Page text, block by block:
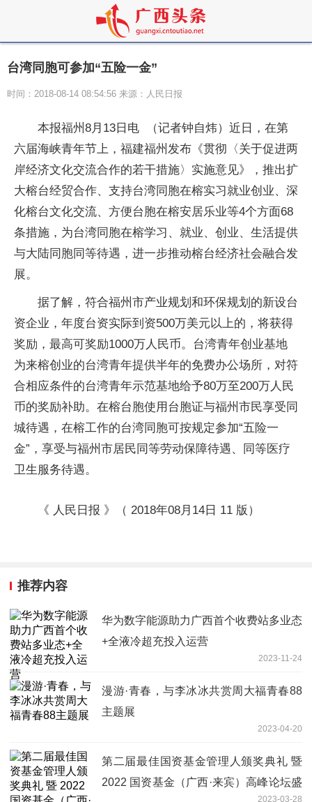
台湾同胞可参加“五险一金”
时间：2018-08-14 08:54:56 来源：人民日报
本报福州8月13日电 （记者钟自炜）近日，在第
六届海峡青年节上，福建福州发布《贯彻〈关于促进两
岸经济文化交流合作的若干措施〉实施意见》，推出扩
大榕台经贸合作、支持台湾同胞在榕实习就业创业、深
化榕台文化交流、方便台胞在榕安居乐业等4个方面68
条措施，为台湾同胞在榕学习、就业、创业、生活提供
与大陆同胞同等待遇，进一步推动榕台经济社会融合发
展。
据了解，符合福州市产业规划和环保规划的新设台
资企业，年度台资实际到资500万美元以上的，将获得
奖励，最高可奖励1000万人民币。台湾青年创业基地
为来榕创业的台湾青年提供半年的免费办公场所，对符
合相应条件的台湾青年示范基地给予80万至200万人民
币的奖励补助。在榕台胞使用台胞证与福州市民享受同
城待遇，在榕工作的台湾同胞可按规定参加“五险一
金”，享受与福州市居民同等劳动保障待遇、同等医疗
卫生服务待遇。
《 人民日报 》（ 2018年08月14日 11 版）
推荐内容
华为数字能源助力广西首个收费站多业态
+全液冷超充投入运营
2023-11-24
漫游·青春，与李冰冰共赏周大福青春88
主题展
2023-04-20
第二届最佳国资基金管理人颁奖典礼 暨
2022 国资基金（广西·来宾）高峰论坛盛
2023-03-28